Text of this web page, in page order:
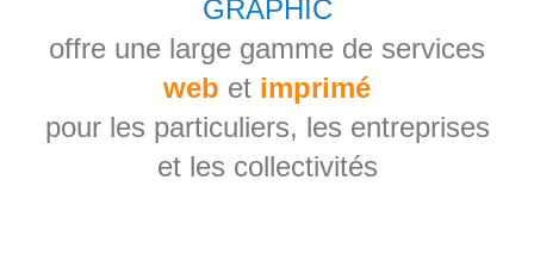
GRAPHIC
offre une large gamme de services
web et imprimé
pour les particuliers, les entreprises
et les collectivités